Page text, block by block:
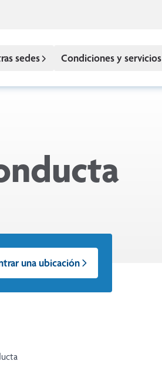
sedes Condiciones y servicios
una ubicación